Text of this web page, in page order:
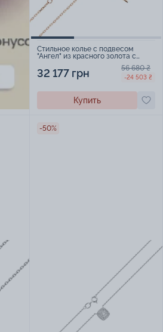
Стильное колье с подвесом
"Ангел" из красного золота с
фианитами и якорным плетением
- 1918277
32 177 грн 56 680 ₴
-24 503 ₴
Купить
-50%